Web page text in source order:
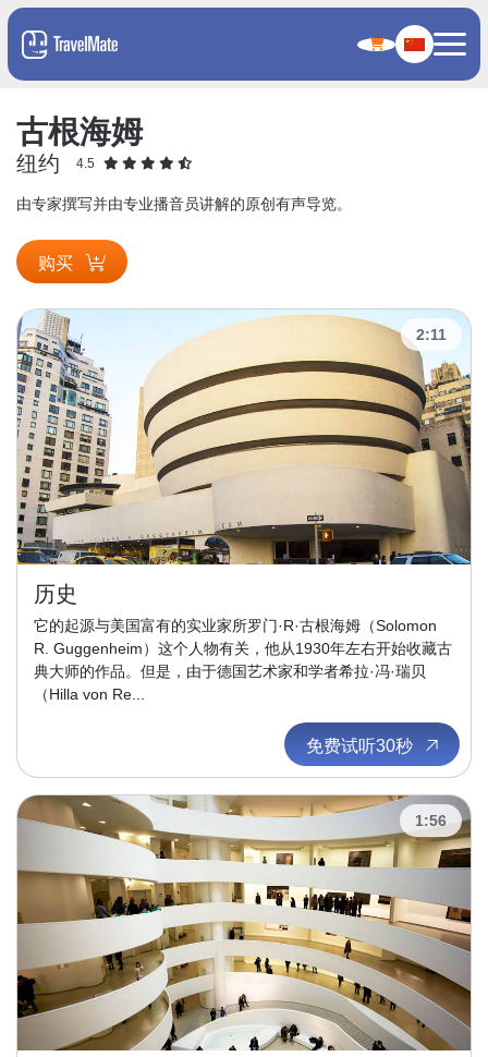
古根海姆
纽约 4.5
由专家撰写并由专业播音员讲解的原创有声导览。
购买
2:11
历史
它的起源与美国富有的实业家所罗门·R·古根海姆（Solomon
R. Guggenheim）这个人物有关，他从1930年左右开始收藏古
典大师的作品。但是，由于德国艺术家和学者希拉·冯·瑞贝
（Hilla von Re...
免费试听30秒
1:56